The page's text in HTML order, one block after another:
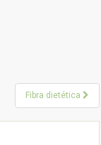
Fibra dietética